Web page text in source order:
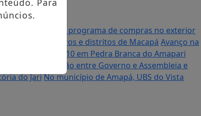
mudanças no programa de compras no exterior
bairros e distritos de Macapá Avanço na
da BR-210 em Pedra Branca do Amapari
destaca união entre Governo e Assembleia e
do JariNo município de Amapá, UBS do Vista
Para